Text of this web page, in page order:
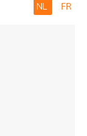
NL FR